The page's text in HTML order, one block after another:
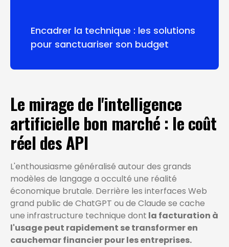
Encadrer la technique : les solutions
pour sanctuariser son budget
Le mirage de l'intelligence
artificielle bon marché : le coût
réel des API
L'enthousiasme généralisé autour des grands
modèles de langage a occulté une réalité
économique brutale. Derrière les interfaces Web
grand public de ChatGPT ou de Claude se cache
une infrastructure technique dont la facturation à
l'usage peut rapidement se transformer en
cauchemar financier pour les entreprises.